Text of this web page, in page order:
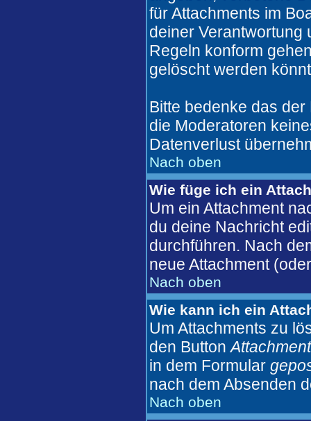
für Attachments im
deiner Verantwortung
Regeln konform
gelöscht werden
Bitte bedenke das
die Moderatoren
Datenverlust
Nach oben
Wie füge ich ein
Um ein Attachment
du deine Nachricht
durchführen. Nach
neue Attachment
Nach oben
Wie kann ich ein
Um Attachments zu
den Button
in dem Formular
nach dem Absenden
Nach oben